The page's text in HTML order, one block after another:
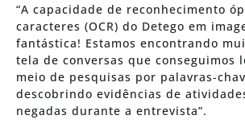
“A capacidade de reconhecimento
caracteres (OCR) do Detego em
fantástica! Estamos encontrando
tela de conversas que conseguimos
meio de pesquisas por palavras-
descobrindo evidências de
negadas durante a entrevista”.